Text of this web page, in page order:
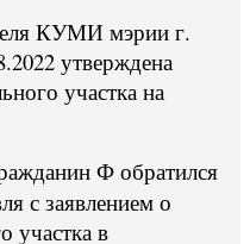
КУМИ мэрии г.
утверждена
участка на
Ф обратился
с заявлением о
участка в